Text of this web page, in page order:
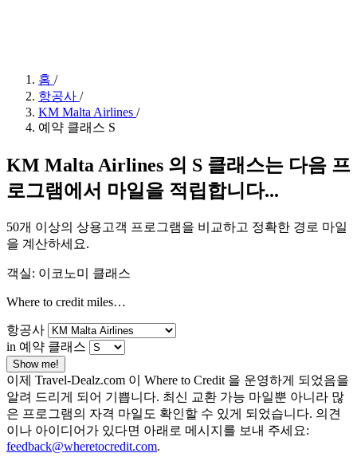
홈 /
항공사 /
KM Malta Airlines /
예약 클래스 S
KM Malta Airlines 의 S 클래스는 다음 프
로그램에서 마일을 적립합니다...
50개 이상의 상용고객 프로그램을 비교하고 정확한 경로 마일
을 계산하세요.
객실: 이코노미 클래스
Where to credit miles…
항공사
in 예약 클래스
Show me!
이제 Travel-Dealz.com 이 Where to Credit 을 운영하게 되었음을
알려 드리게 되어 기쁩니다. 최신 교환 가능 마일뿐 아니라 많
은 프로그램의 자격 마일도 확인할 수 있게 되었습니다. 의견
이나 아이디어가 있다면 아래로 메시지를 보내 주세요:
feedback@wheretocredit.com.